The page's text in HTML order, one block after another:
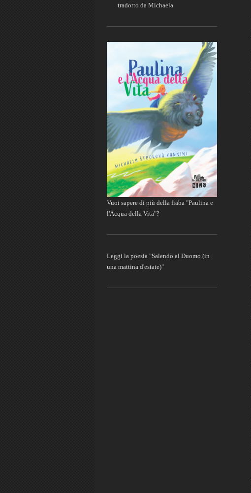
tradotto da Michaela
Vuoi sapere di più della fiaba "Paulina e
l'Acqua della Vita"?
Leggi la poesia "Salendo al Duomo (in
una mattina d'estate)"